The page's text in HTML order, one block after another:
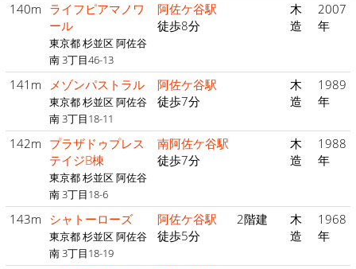
140m ライフピアマノワ
ール
東京都 杉並区 阿佐谷
南 3丁目46-13
阿佐ケ谷駅
徒歩8分
木
造
2007
年
141m メゾンパストラル
東京都 杉並区 阿佐谷
南 3丁目18-11
阿佐ケ谷駅
徒歩7分
木
造
1989
年
142m プラザドゥプレス
テイジB棟
東京都 杉並区 阿佐谷
南 3丁目18-6
南阿佐ケ谷駅
徒歩7分
木
造
1988
年
143m シャトーローズ
東京都 杉並区 阿佐谷
南 3丁目18-19
阿佐ケ谷駅
徒歩5分
2階建
木
造
1968
年